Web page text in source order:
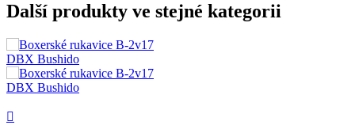
Další produkty ve stejné kategorii
